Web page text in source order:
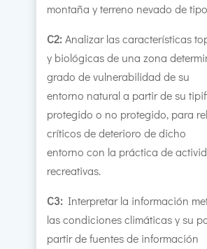
montaña y terreno nevado de
C2:Analizar las características
y biológicas de una zona
grado de vulnerabilidad de su
entorno natural a partir de su
protegido o no protegido, para
críticos de deterioro de dicho
entorno con la práctica de
recreativas.
C3: Interpretar la información
las condiciones climáticas y su
partir de fuentes de información